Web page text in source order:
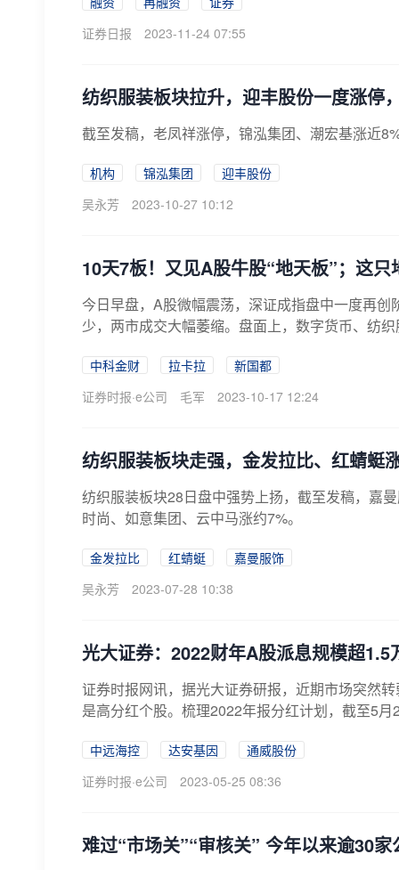
证券日报
2023-11-24 07:55
纺织服装板块拉升，迎丰股份一度涨停
截至发稿，老凤祥涨停，锦泓集团、潮宏基涨近
机构 锦泓集团
迎丰股份
吴永芳
2023-10-27 10:12
10天7板！又见A股牛股“地天板”；这
今日早盘，A股微幅震荡，深证成指盘中一度再
少，两市成交大幅萎缩。盘面上，数字货币、纺
中科金财 拉卡拉
新国都
证券时报·e公司
毛军 2023-10-17 12:24
纺织服装板块走强，金发拉比、红蜻蜓
纺织服装板块28日盘中强势上扬，截至发稿，嘉
时尚、如意集团、云中马涨约7%。
金发拉比 红蜻蜓
嘉曼服饰
吴永芳
2023-07-28 10:38
光大证券：2022财年A股派息规模超
证券时报网讯，据光大证券研报，近期市场突然
是高分红个股。梳理2022年报分红计划，截至5
中远海控 达安基因
通威股份
证券时报·e公司
2023-05-25 08:36
难过“市场关”“审核关” 今年以来逾30